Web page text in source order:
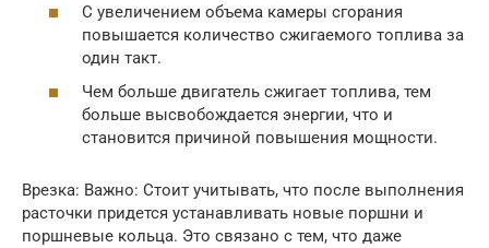
С увеличением объема камеры сгорания
повышается количество сжигаемого топлива за
один такт.
Чем больше двигатель сжигает топлива, тем
больше высвобождается энергии, что и
становится причиной повышения мощности.
Врезка: Важно: Стоит учитывать, что после выполнения
расточки придется устанавливать новые поршни и
поршневые кольца. Это связано с тем, что даже